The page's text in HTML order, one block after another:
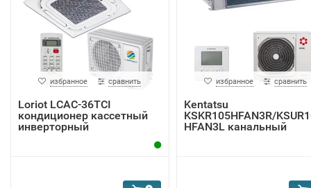
избранное сравнить
Loriot LCAC-36TCI
кондиционер кассетный
инверторный
избранное сравнить
Kentatsu
KSKR105HFAN3R/
HFAN3L канальный